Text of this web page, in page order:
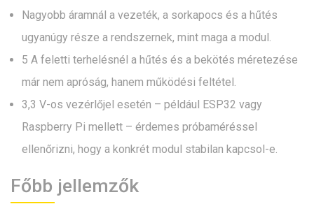
Nagyobb áramnál a vezeték, a sorkapocs és a hűtés
ugyanúgy része a rendszernek, mint maga a modul.
5 A feletti terhelésnél a hűtés és a bekötés méretezése
már nem apróság, hanem működési feltétel.
3,3 V-os vezérlőjel esetén – például ESP32 vagy
Raspberry Pi mellett – érdemes próbaméréssel
ellenőrizni, hogy a konkrét modul stabilan kapcsol-e.
Főbb jellemzők